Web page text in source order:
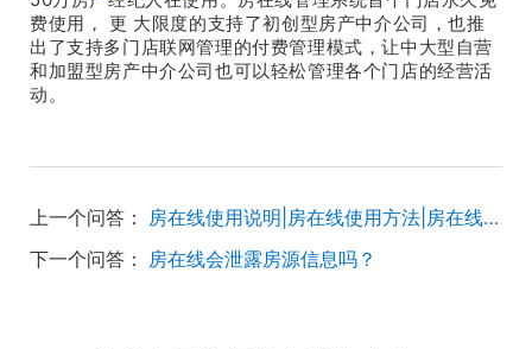
费使用， 更 大限度的支持了初创型房产中介公司，也推
出了支持多门店联网管理的付费管理模式，让中大型自营
和加盟型房产中介公司也可以轻松管理各个门店的经营活
动。
上一个问答：
房在线使用说明|房在线使用方法|房在线使用教程
下一个问答： 房在线会泄露房源信息吗？